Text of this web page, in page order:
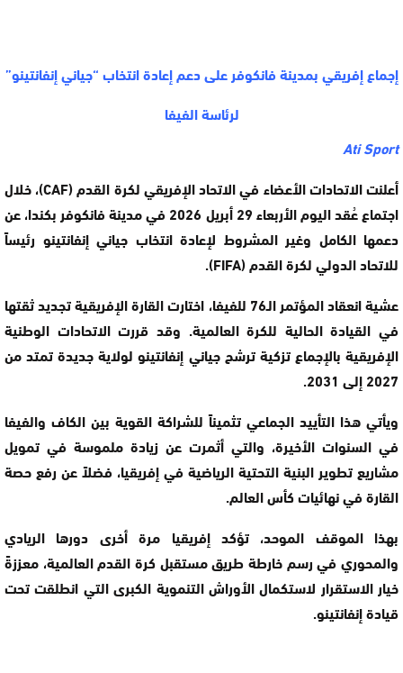
إجماع إفريقي بمدينة فانكوفر على دعم إعادة انتخاب “جياني إنفانتينو”
لرئاسة الفيفا
Ati Sport
أعلنت الاتحادات الأعضاء في الاتحاد الإفريقي لكرة القدم
(CAF)، خلال
اجتماع عُقد اليوم الأربعاء 29 أبريل 2026 في مدينة فانكوفر بكندا، عن
دعمها الكامل وغير المشروط لإعادة انتخاب جياني إنفانتينو رئيساً
للاتحاد الدولي لكرة القدم(FIFA).
عشية انعقادالمؤتمر الـ76 للفيفا
، اختارت القارة الإفريقية تجديد ثقتها
في القيادة الحالية للكرة العالمية. وقد قررت الاتحادات الوطنية
الإفريقية بالإجماع تزكية ترشحجياني إنفانتينولولاية جديدة تمتد من
2027 إلى 2031
.
ويأتي هذا التأييد الجماعي تثميناً للشراكة القوية بين الكاف والفيفا
في السنوات الأخيرة، والتي أثمرت عن زيادة ملموسة في تمويل
مشاريع تطوير البنية التحتية الرياضية في إفريقيا، فضلاً عن رفع حصة
القارة في نهائيات كأس العالم.
بهذا الموقف الموحد، تؤكد إفريقيا مرة أخرى دورها الريادي
والمحوري في رسم خارطة طريق مستقبل كرة القدم العالمية، معززةً
خيار الاستقرار لاستكمال الأوراش التنموية الكبرى التي انطلقت تحت
قيادة إنفانتينو.